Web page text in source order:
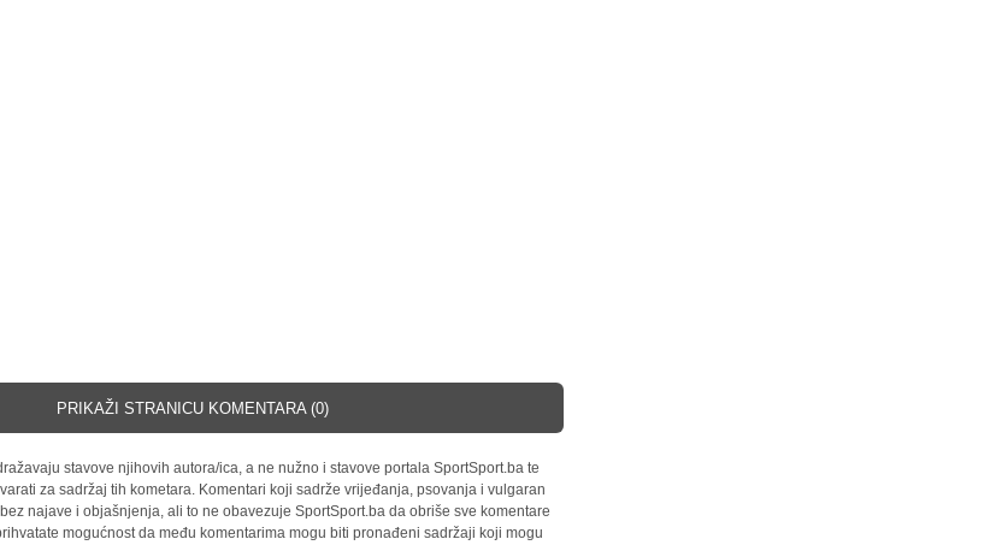
PRIKAŽI STRANICU KOMENTARA (0)
stavove njihovih autora/ica, a ne nužno i stavove portala SportSport.ba te
za sadržaj tih kometara. Komentari koji sadrže vrijeđanja, psovanja i vulgaran
najave i objašnjenja, ali to ne obavezuje SportSport.ba da obriše sve komentare
mogućnost da među komentarima mogu biti pronađeni sadržaji koji mogu